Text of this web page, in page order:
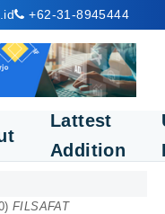
+62-31-8945444
Lattest
Addition
FILSAFAT